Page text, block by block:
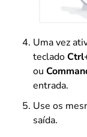
Uma vez
teclado
ou
entrada.
Use os
saída.